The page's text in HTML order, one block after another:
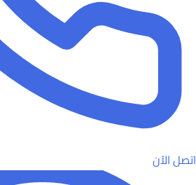
اتصل الآن